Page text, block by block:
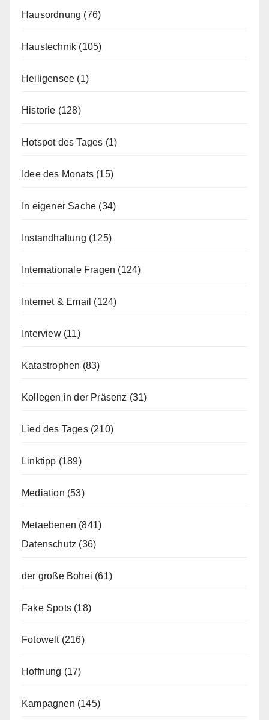
Hausordnung (76)
Haustechnik (105)
Heiligensee (1)
Historie (128)
Hotspot des Tages (1)
Idee des Monats (15)
In eigener Sache (34)
Instandhaltung (125)
Internationale Fragen (124)
Internet & Email (124)
Interview(11)
Katastrophen (83)
Kollegen in der Präsenz (31)
Lied des Tages(210)
Linktipp (189)
Mediation (53)
Metaebenen (841)
Datenschutz (36)
der große Bohei (61)
Fake Spots (18)
Fotowelt(216)
Hoffnung (17)
Kampagnen (145)